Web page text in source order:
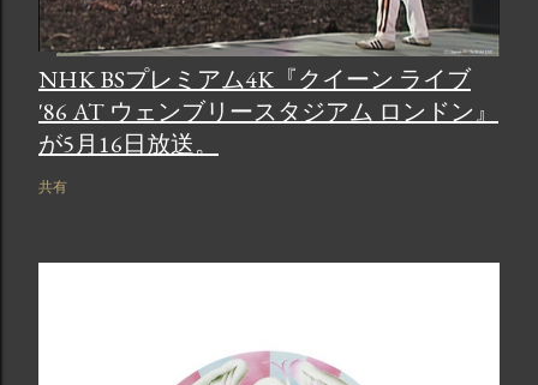
NHK BSプレミアム4K『クイーン ライブ
'86 AT ウェンブリースタジアム ロンドン』
が5月16日放送。
共有